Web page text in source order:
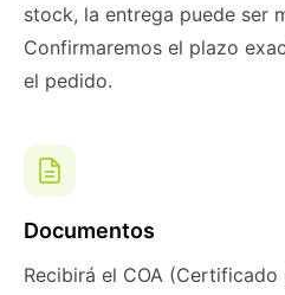
stock, la entrega puede ser
Confirmaremos el plazo
el pedido.
Documentos
Recibirá el COA